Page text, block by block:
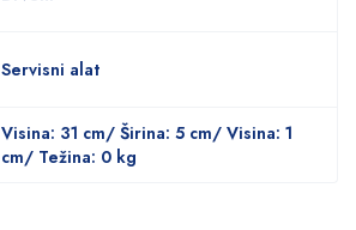
Servisni alat
Visina: 31 cm/ Širina: 5 cm/ Visina: 1
cm/ Težina: 0 kg